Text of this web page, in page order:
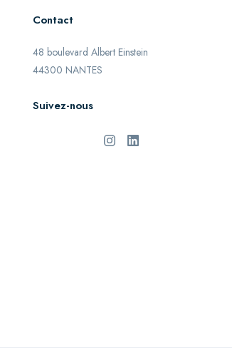
Contact
48 boulevard Albert Einstein
44300 NANTES
Suivez-nous